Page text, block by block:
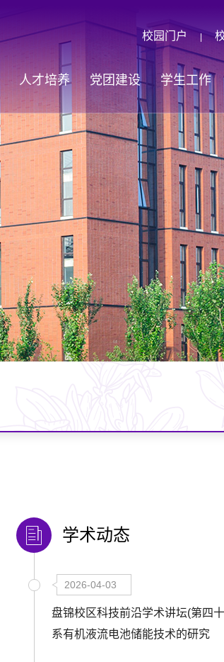
校园门户 |
人才培养 党团建设 学生工作
学术动态
2026-04-03
盘锦校区科技前沿学术讲坛(第四
系有机液流电池储能技术的研究